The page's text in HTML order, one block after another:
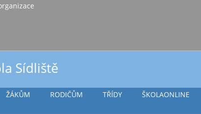
příspěvková organizace
Sídliště
ŽÁKŮM RODIČŮM TŘÍDY ŠKOLAONLINE